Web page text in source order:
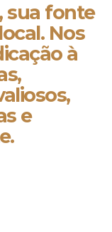
sua fonte
Nos
à
e